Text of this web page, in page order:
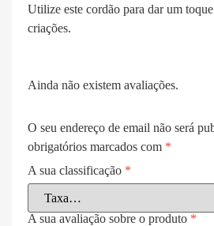
Utilize este cordão para dar um toque
criações.
Ainda não existem avaliações.
O seu endereço de email não será
obrigatórios marcados com *
A sua classificação *
A sua avaliação sobre o produto *